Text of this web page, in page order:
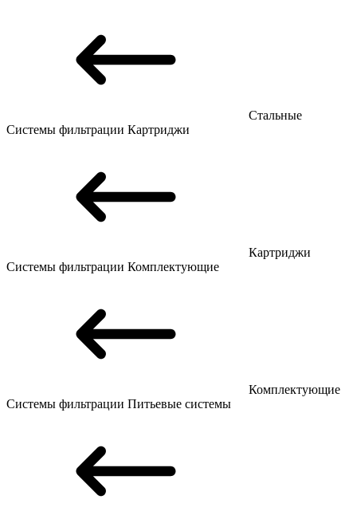
Стальные
Системы фильтрации Картриджи
Картриджи
Системы фильтрации Комплектующие
Комплектующие
Системы фильтрации Питьевые системы